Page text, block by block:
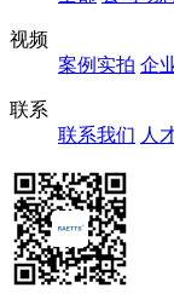
视频
案例实拍 企
联系
联系我们 人